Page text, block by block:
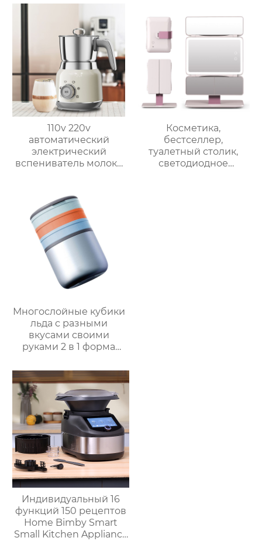
с умной плитой
серебристого цвета с
цифровым ЖК-
дисплеем объемом 6
литров двойной
грудное молоко,
автомобильный мини-
холодильник
110v 220v
автоматический
электрический
вспениватель молока
приготовления
горячего шоколада
Косметика,
бестселлер,
туалетный столик,
светодиодное
Многослойные кубики
льда с разными
вкусами своими
руками 2 в 1 форма
для хранения форма
для ведерка для льда
Индивидуальный 16
функций 150 рецептов
Home Bimby Smart
Small Kitchen Appliance